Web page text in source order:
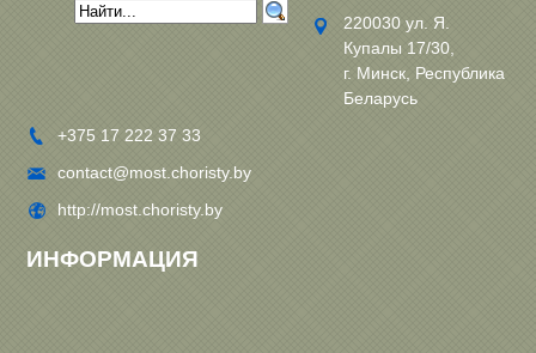
220030 ул. Я.
Купалы 17/30,
г. Минск, Республика
Беларусь
+375 17 222 37 33
contact@most.choristy.by
http://most.choristy.by
ИНФОРМАЦИЯ